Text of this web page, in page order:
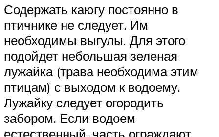
Содержать каюгу постоянно в
птичнике не следует. Им
необходимы выгулы. Для этого
подойдет небольшая зеленая
лужайка (трава необходима этим
птицам) с выходом к водоему.
Лужайку следует огородить
забором. Если водоем
естественный, часть ограждают